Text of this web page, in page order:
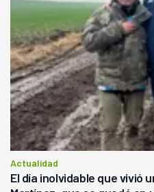
Actualidad
El día inolvidable que vivió